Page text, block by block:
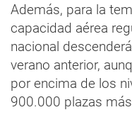
Además, para la
capacidad aérea
nacional
verano anterior,
por encima de los
900.000 plazas